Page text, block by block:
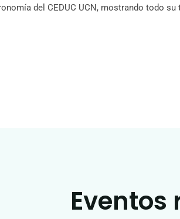
del CEDUC UCN, mostrando todo